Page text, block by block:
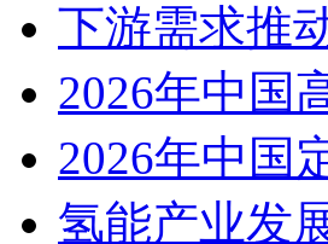
下游需求推
2026年中国
2026年中国
氢能产业发